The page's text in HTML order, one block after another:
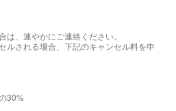
は、速やかにご連絡ください。
ルされる場合、下記のキャンセル料を申
30%